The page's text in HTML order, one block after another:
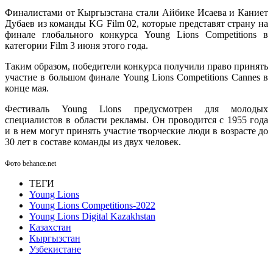
Финалистами от Кыргызстана стали Айбике Исаева и Каниет
Дубаев из команды KG Film 02, которые представят страну на
финале глобального конкурса Young Lions Competitions в
категории Film 3 июня этого года.
Таким образом, победители конкурса получили право принять
участие в большом финале Young Lions Competitions Cannes в
конце мая.
Фестиваль Young Lions предусмотрен для молодых
специалистов в области рекламы. Он проводится с 1955 года
и в нем могут принять участие творческие люди в возрасте до
30 лет в составе команды из двух человек.
Фото behance.net
ТЕГИ
Young Lions
Young Lions Competitions-2022
Young Lions Digital Kazakhstan
Казахстан
Кыргызстан
Узбекистане